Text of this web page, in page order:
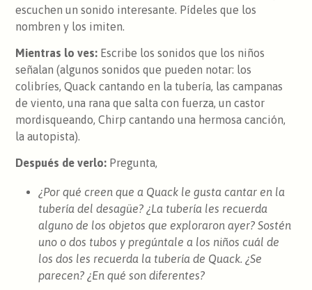
escuchen un sonido interesante. Pídeles que los
nombren y los imiten.
Mientras lo ves: Escribe los sonidos que los niños
señalan (algunos sonidos que pueden notar: los
colibríes, Quack cantando en la tubería, las campanas
de viento, una rana que salta con fuerza, un castor
mordisqueando, Chirp cantando una hermosa canción,
la autopista).
Después de verlo: Pregunta,
¿Por qué creen que a Quack le gusta cantar en la
tubería del desagüe? ¿La tubería les recuerda
alguno de los objetos que exploraron ayer? Sostén
uno o dos tubos y pregúntale a los niños cuál de
los dos les recuerda la tubería de Quack. ¿Se
parecen? ¿En qué son diferentes?